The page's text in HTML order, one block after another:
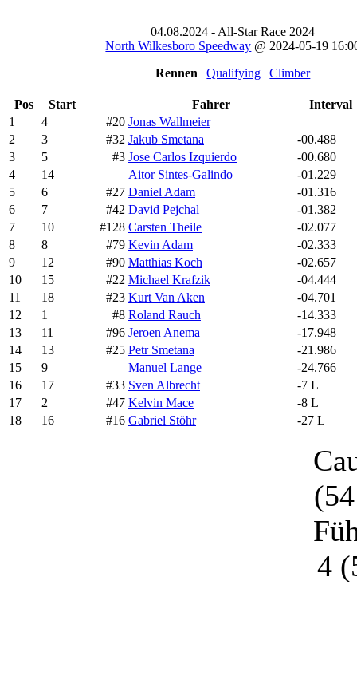
04.08.2024 - All-Star Race 2024
North Wilkesboro Speedway @ 2024-05-19
Rennen |Qualifying |Climber
Pos Start Fahrer
Interval
1
4 #20 Jonas Wallmeier
2
3 #32 Jakub Smetana
-00.488
3
5 #3 Jose Carlos Izquierdo
-00.680
4
14 Aitor Sintes-Galindo
-01.229
5
6 #27 Daniel Adam
-01.316
6
7 #42 David Pejchal
-01.382
7
10 #128 Carsten Theile
-02.077
8
8 #79 Kevin Adam
-02.333
9
12 #90 Matthias Koch
-02.657
10
15 #22 Michael Krafzik
-04.444
11
18 #23 Kurt Van Aken
-04.701
12
1 #8 Roland Rauch
-14.333
13
11 #96 Jeroen Anema
-17.948
14
13 #25 Petr Smetana
-21.986
15
9 Manuel Lange
-24.766
16
17 #33 Sven Albrecht
-7 L
17
2 #47 Kelvin Mace
-8 L
18
16 #16 Gabriel Stöhr -27 L
4